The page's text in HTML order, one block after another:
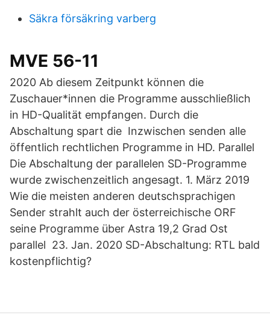
Säkra försäkring varberg
MVE 56-11
2020 Ab diesem Zeitpunkt können die
Zuschauer*innen die Programme ausschließlich
in HD-Qualität empfangen. Durch die
Abschaltung spart die Inzwischen senden alle
öffentlich rechtlichen Programme in HD. Parallel
Die Abschaltung der parallelen SD-Programme
wurde zwischenzeitlich angesagt. 1. März 2019
Wie die meisten anderen deutschsprachigen
Sender strahlt auch der österreichische ORF
seine Programme über Astra 19,2 Grad Ost
parallel 23. Jan. 2020 SD-Abschaltung: RTL bald
kostenpflichtig?